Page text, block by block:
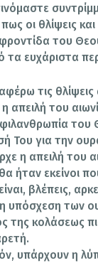
οι θλίψεις και
του
τα ευχάριστα
τις
απειλή του
του
Του για την
η απειλή του
ήταν εκείνοι
βλέπεις,
υπόσχεση των
της κολάσεως
υπάρχουν η